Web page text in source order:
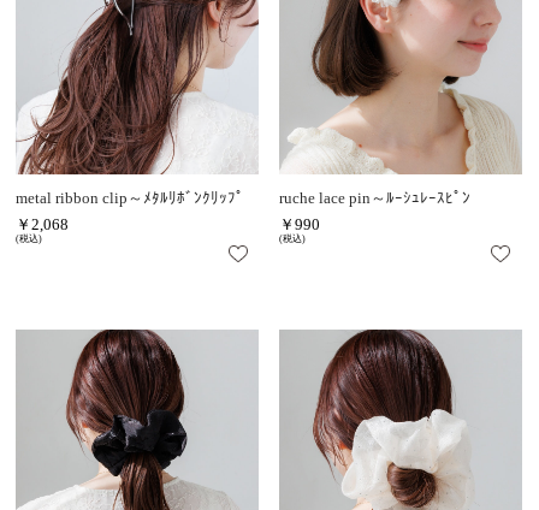
metal ribbon clip～ﾒﾀﾙﾘﾎﾞﾝｸﾘｯﾌﾟ
￥2,068
(税込)
ruche lace pin～ﾙｰｼｭﾚｰｽﾋﾟﾝ
￥990
(税込)